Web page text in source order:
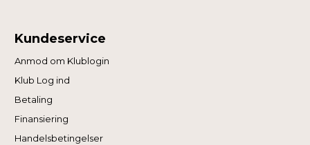
Kundeservice
Anmod om Klublogin
Klub Log ind
Betaling
Finansiering
Handelsbetingelser